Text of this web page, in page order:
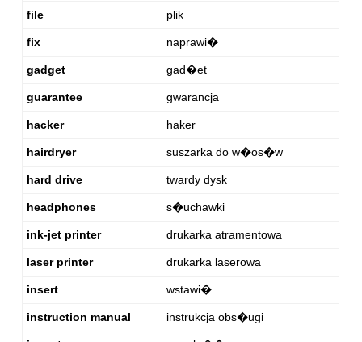
file plik
fix naprawi�
gadget gad�et
guarantee gwarancja
hacker haker
hairdryer suszarka do w�os�w
hard drive twardy dysk
headphones s�uchawki
ink-jet printer drukarka atramentowa
laser printer drukarka laserowa
insert wstawi�
instruction manual instrukcja obs�ugi